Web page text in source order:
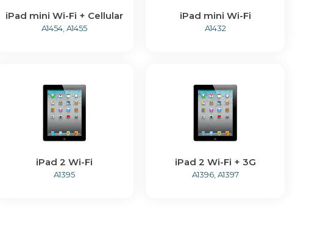
iPad mini Wi-Fi + Cellular
A1454, A1455
iPad mini Wi-Fi
A1432
iPad 2 Wi-Fi
A1395
iPad 2 Wi-Fi + 3G
A1396, A1397